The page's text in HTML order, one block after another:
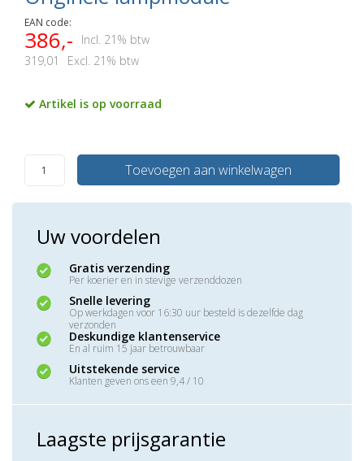
EAN code:
386,-
Incl. 21% btw
319,01
Excl. 21% btw
Artikel is op voorraad
Toevoegen aan winkelwagen
Uw voordelen
Gratis verzending
Per koerier en in stevige verzenddozen
Snelle levering
Op werkdagen voor 16:30 uur besteld is dezelfde dag
verzonden
Deskundige klantenservice
En al ruim 15 jaar betrouwbaar
Uitstekende service
Klanten geven ons een 9,4 / 10
Laagste prijsgarantie